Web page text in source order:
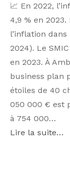
📈 En 2022,
4,9 % en
l’inflation dans
2024). Le
en 2023. À
business plan
étoiles de 40
050 000 € est
à 754 000…
Lire la suite…